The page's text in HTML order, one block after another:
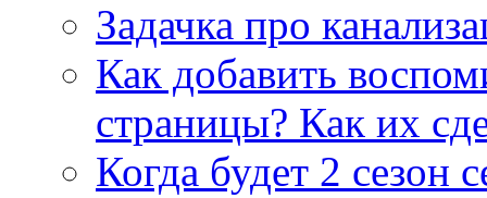
Задачка про
Как добавить
страницы? Как их
Когда будет 2 сезон